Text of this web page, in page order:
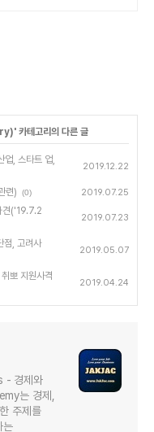
' 카테고리의 다른 글
업, 스타트 업,
2019.12.22
련) (0) 2019.07.25
견('19.7.2
2019.07.23
점, 고려사
2019.05.07
뽀 지원사격
2019.04.24
- 경제와
는 경제,
주제를
는